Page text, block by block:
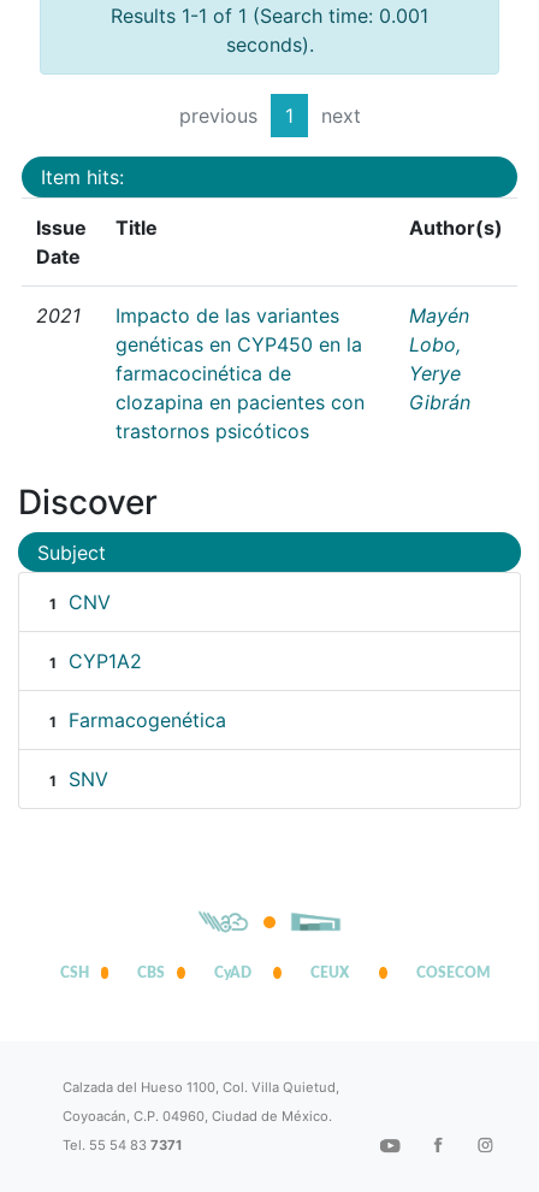
Results 1-1 of 1 (Search time: 0.001
seconds).
previous 1 next
Item hits:
Issue
Date
Title Author(s)
2021
Impacto de las variantes
genéticas en CYP450 en la
farmacocinética de
clozapina en pacientes con
trastornos psicóticos
Mayén
Lobo,
Yerye
Gibrán
Discover
Subject
1 CNV
1 CYP1A2
1 Farmacogenética
1 SNV
CSH CBS CyAD CEUX COSECOM
Calzada del Hueso 1100, Col. Villa Quietud,
Coyoacán, C.P. 04960, Ciudad de México.
Tel. 55 54 837371